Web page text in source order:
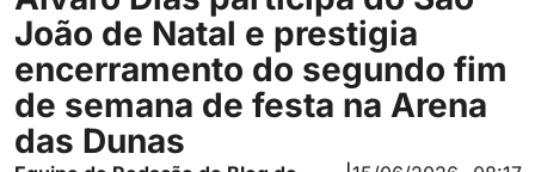
João de Natal e prestigia
encerramento do segundo fim
de semana de festa na Arena
das Dunas